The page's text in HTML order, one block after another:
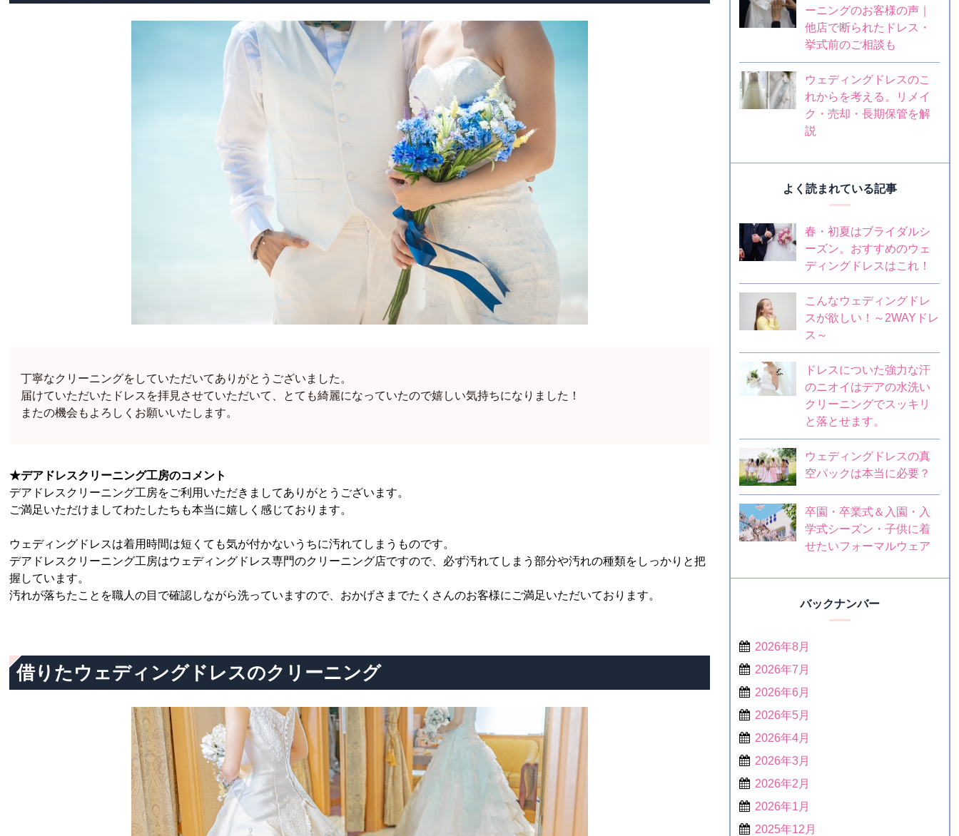
丁寧なクリーニングをしていただいてありがとうございました。
届けていただいたドレスを拝見させていただいて、とても綺麗になっていたので嬉しい気持ちになりました！
またの機会もよろしくお願いいたします。
★デアドレスクリーニング工房のコメント
デアドレスクリーニング工房をご利用いただきましてありがとうございます。
ご満足いただけましてわたしたちも本当に嬉しく感じております。
ウェディングドレスは着用時間は短くても気が付かないうちに汚れてしまうものです。
デアドレスクリーニング工房はウェディングドレス専門のクリーニング店ですので、必ず汚れてしまう部分や汚れの種類をしっかりと把
握しています。
汚れが落ちたことを職人の目で確認しながら洗っていますので、おかげさまでたくさんのお客様にご満足いただいております。
借りたウェディングドレスのクリーニング
ーニングのお客様の声｜
他店で断られたドレス・
挙式前のご相談も
ウェディングドレスのこ
れからを考える。リメイ
ク・売却・長期保管を解
説
よく読まれている記事
春・初夏はブライダルシ
ーズン。おすすめのウェ
ディングドレスはこれ！
こんなウェディングドレ
スが欲しい！～2WAYドレ
ス～
ドレスについた強力な汗
のニオイはデアの水洗い
クリーニングでスッキリ
と落とせます。
ウェディングドレスの真
空パックは本当に必要？
卒園・卒業式＆入園・入
学式シーズン・子供に着
せたいフォーマルウェア
バックナンバー
2026年8月
2026年7月
2026年6月
2026年5月
2026年4月
2026年3月
2026年2月
2026年1月
2025年12月